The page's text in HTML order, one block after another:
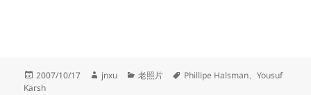
发
布
2007/10/17
作
jnxu
分
老照片
标
Phillipe Halsman、Yousuf
Karsh